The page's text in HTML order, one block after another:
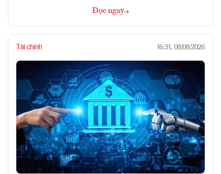
Đọc ngay
Tài chính 16:31, 08/08/2026